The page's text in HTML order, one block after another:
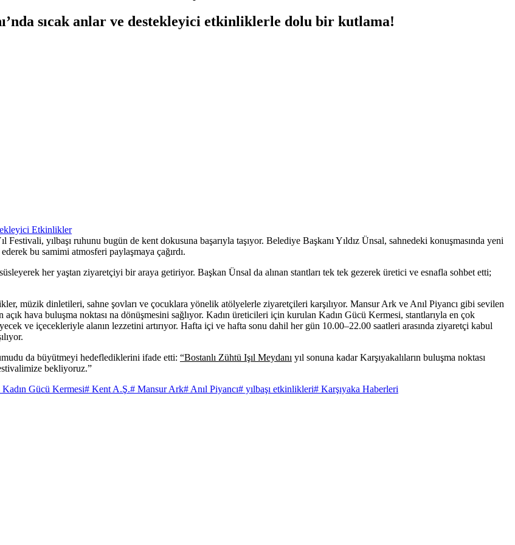
sıcak anlar ve destekleyici etkinliklerle dolu bir kutlama!
yılbaşı ruhunu bugün de kent dokusuna başarıyla taşıyor. Belediye Başkanı Yıldız Ünsal, sahnedeki konuşmasında yeni
bu samimi atmosferi paylaşmaya çağırdı.
her yaştan ziyaretçiyi bir araya getiriyor. Başkan Ünsal da alınan stantları tek tek gezerek üretici ve esnafla sohbet etti;
müzik dinletileri, sahne şovları ve çocuklara yönelik atölyelerle ziyaretçileri karşılıyor. Mansur Ark ve Anıl Piyancı gibi sevilen
hava buluşma noktası na dönüşmesini sağlıyor. Kadın üreticileri için kurulan Kadın Gücü Kermesi, stantlarıyla en çok
ve içecekleriyle alanın lezzetini artırıyor. Hafta içi ve hafta sonu dahil her gün 10.00–22.00 saatleri arasında ziyaretçi kabul
da büyütmeyi hedeflediklerini ifade etti: “Bostanlı Zühtü Işıl Meydanı yıl sonuna kadar Karşıyakalıların buluşma noktası
bekliyoruz.”
Kadın Gücü Kermesi# Kent A.Ş.# Mansur Ark# Anıl Piyancı# yılbaşı etkinlikleri# Karşıyaka Haberleri